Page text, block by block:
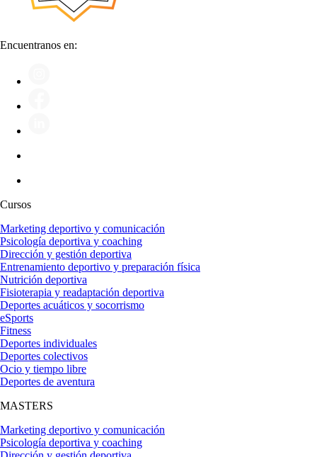
Encuentranos en:
Cursos
Marketing deportivo y comunicación
Psicología deportiva y coaching
Dirección y gestión deportiva
Entrenamiento deportivo y preparación física
Nutrición deportiva
Fisioterapia y readaptación deportiva
Deportes acuáticos y socorrismo
eSports
Fitness
Deportes individuales
Deportes colectivos
Ocio y tiempo libre
Deportes de aventura
MASTERS
Marketing deportivo y comunicación
Psicología deportiva y coaching